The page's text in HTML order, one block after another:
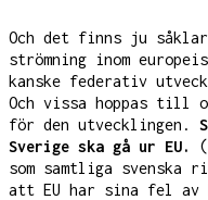
Och det finns ju
strömning inom
kanske federativ
Och vissa hoppas till
för den utvecklingen.
Sverige ska gå ur EU.
(
som samtliga
att EU har sina fel